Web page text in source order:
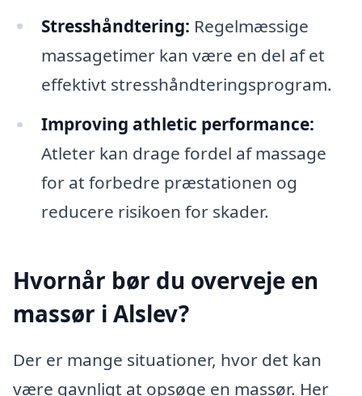
Stresshåndtering: Regelmæssige
massagetimer kan være en del af et
effektivt stresshåndteringsprogram.
Improving athletic performance:
Atleter kan drage fordel af massage
for at forbedre præstationen og
reducere risikoen for skader.
Hvornår bør du overveje en
massør i Alslev?
Der er mange situationer, hvor det kan
være gavnligt at opsøge en massør. Her